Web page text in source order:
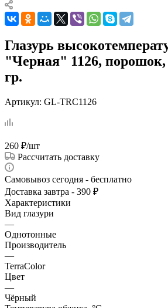
Глазурь
"Черная" 1126, порошок,
гр.
Артикул: GL-TRC1126
260 ₽/шт
Рассчитать доставку
Самовывоз сегодня - бесплатно
Доставка завтра - 390 ₽
Характеристики
Вид глазури
—
Однотонные
Производитель
—
TerraColor
Цвет
—
Чёрный